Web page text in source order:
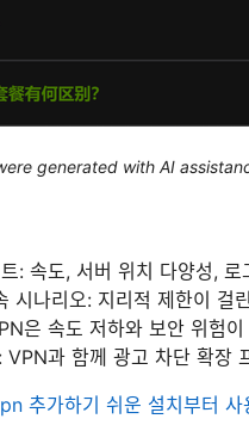
generated with AI
: 속도, 서버 위치 다양성,
시나리오: 지리적 제한이 걸
은 속도 저하와 보안 위험
VPN과 함께 광고 차단 확장
추가하기 쉬운 설치부터 사